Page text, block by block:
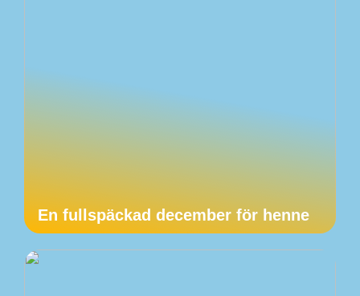
En fullspäckad december för henne